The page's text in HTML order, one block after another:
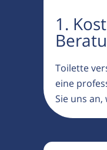
1.
Toilette
eine
Sie uns